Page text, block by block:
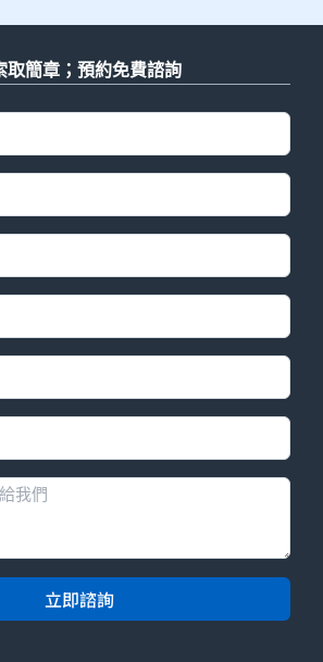
取簡章；預約免費諮詢
立即諮詢